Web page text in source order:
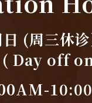
(周三休诊
Day off